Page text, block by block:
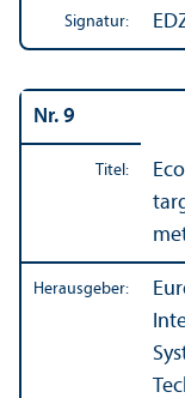
Signatur:
Nr. 9
Titel:
Herausgeber: